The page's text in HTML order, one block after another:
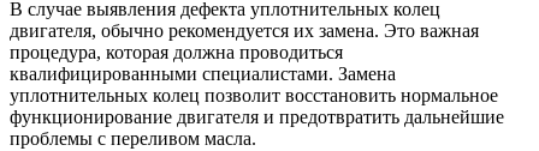
В случае выявления дефекта уплотнительных колец
двигателя, обычно рекомендуется их замена. Это важная
процедура, которая должна проводиться
квалифицированными специалистами. Замена
уплотнительных колец позволит восстановить нормальное
функционирование двигателя и предотвратить дальнейшие
проблемы с переливом масла.